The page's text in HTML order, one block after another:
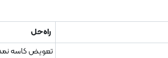
راه‌حل
تعویض کاسه